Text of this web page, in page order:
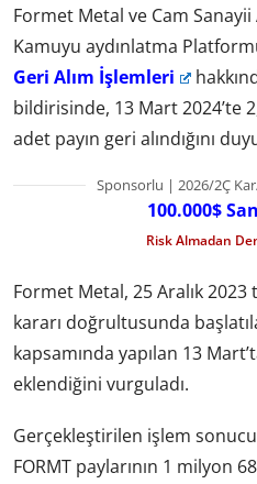
Formet Metal ve Cam Sanayii
Kamuyu aydınlatma
Geri Alım İşlemleri
bildirisinde, 13 Mart 2024’te
adet payın geri alındığını
Sponsorlu | 2026/2Ç
100.000$
Risk Almadan
Formet Metal, 25 Aralık
kararı doğrultusunda
kapsamında yapılan 13
eklendiğini vurguladı.
Gerçekleştirilen işlem
FORMT paylarının 1 milyon